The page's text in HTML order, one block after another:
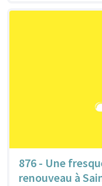
876 - Une
renouveau à